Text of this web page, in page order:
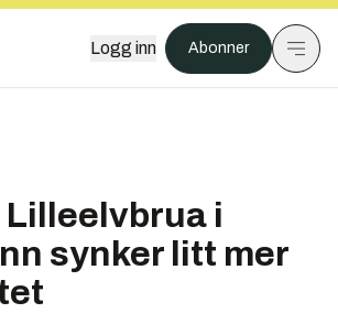
Logg inn Abonner
Lilleelvbrua i
synker litt mer